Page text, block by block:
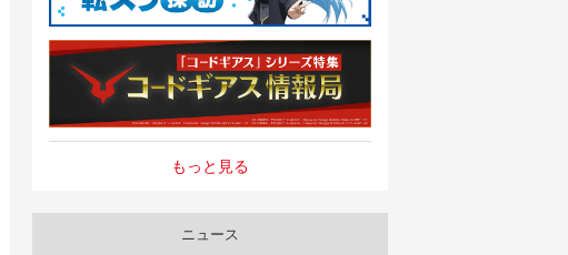
もっと見る
ニュース